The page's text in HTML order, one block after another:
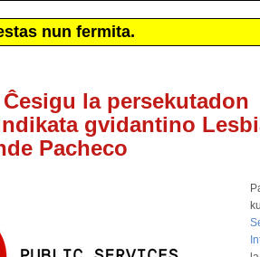
nun fermita.
la persekutadon
gvidantino
Pacheco